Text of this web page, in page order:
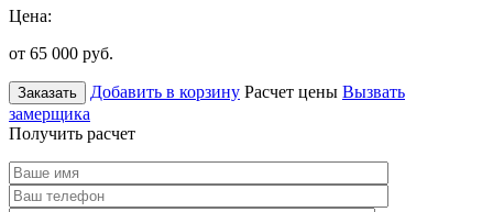
Цена:
от 65 000 руб.
Заказать Добавить в корзину Расчет цены Вызвать
замерщика
Получить расчет